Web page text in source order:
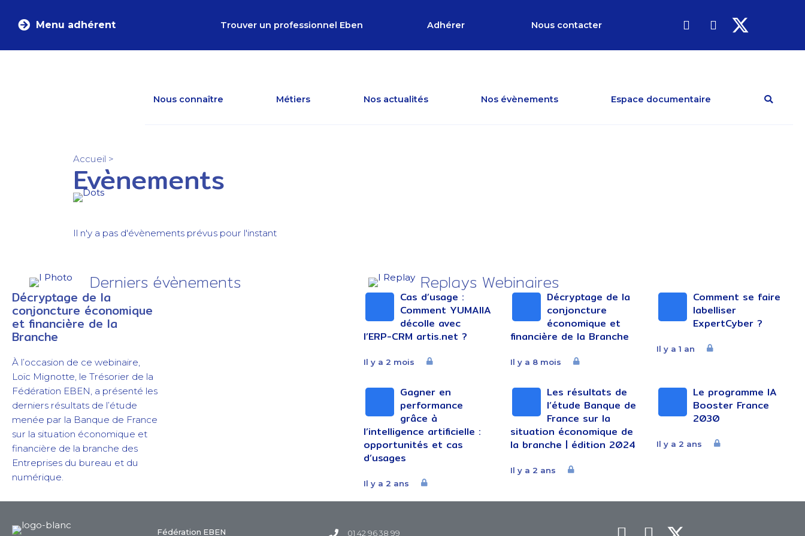
Menu adhérent Trouver un professionnel Eben Adhérer Nous contacter
Nous connaître Métiers Nos actualités Nos évènements Espace documentaire
Accueil >
Evènements
Il n'y a pas d'évènements prévus pour l'instant
Derniers évènements
Décryptage de la
conjoncture économique
et financière de la
Branche
À l’occasion de ce webinaire,
Loïc Mignotte, le Trésorier de la
Fédération EBEN, a présenté les
derniers résultats de l’étude
menée par la Banque de France
sur la situation économique et
financière de la branche des
Entreprises du bureau et du
numérique.
Replays Webinaires
Cas d’usage :
Comment YUMAIIA
décolle avec
l’ERP-CRM artis.net ?
Il y a 2 mois
Décryptage de la
conjoncture
économique et
financière de la Branche
Il y a 8 mois
Comment se faire
labelliser
ExpertCyber ?
Il y a 1 an
Gagner en
performance
grâce à
l’intelligence artificielle :
opportunités et cas
d’usages
Il y a 2 ans
Les résultats de
l’étude Banque de
France sur la
situation économique de
la branche | édition 2024
Il y a 2 ans
Le programme IA
Booster France
2030
Il y a 2 ans
Fédération EBEN 01 42 96 38 99